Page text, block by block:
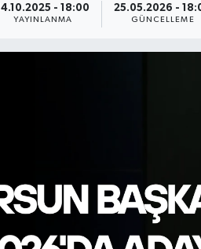
14.10.2025 - 18:00
YAYINLANMA
25.05.2026 -
GÜNCELLEME